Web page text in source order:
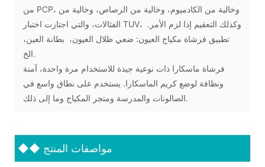
من PCP، وخالية من الكادميوم، وخالية من الرصاص، وخالية من
الفثالات، والتي اجتازت اختبار TUV، وكذلك التعقيم إذا لزم الأمر.
تطبيق فرشاة مكياج العيون: ضعي ظلال العيون، بطانة العين،
الخ.
فرشاة ماسكارا ذات نوعية جيدة للاستخدام مرة واحدة، آمنة
ونظافة لوضع كريم الماسكارا. يستخدم على نطاق واسع في
الصالونات والمدرسة ومتجر المكياج وما إلى ذلك.
◆◆ مواصفات المنتج